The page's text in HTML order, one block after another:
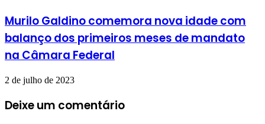
Murilo Galdino comemora nova idade com
balanço dos primeiros meses de mandato
na Câmara Federal
2 de julho de 2023
Deixe um comentário